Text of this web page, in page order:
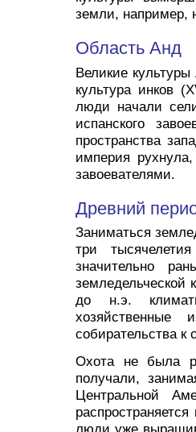
земли, например,
Область Анд
Великие
культура инков
люди начали
испанского
пространства
империя
завоевателями.
Древний
Заниматься
три
значительно
земледельческой
до н.э.
хозяйственные
собирательства
Охота не была
получали,
Центральной